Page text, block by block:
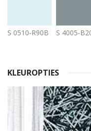
S 0510-R90B S 4005-
KLEUROPTIES